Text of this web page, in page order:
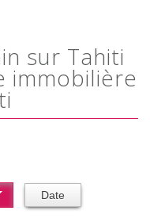
immobilière
Date